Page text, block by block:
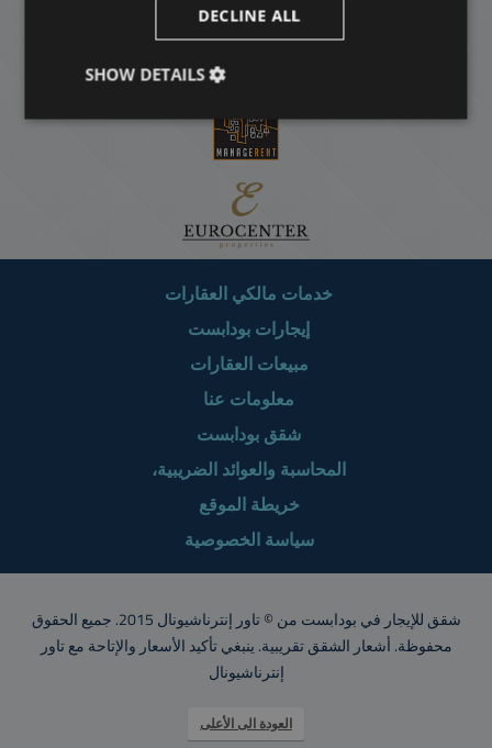
خدمات مالكي العقارات
إيجارات بودابست
مبيعات العقارات
معلومات عنا
شقق بودابست
المحاسبة والعوائد الضريبية،
خريطة الموقع
سياسة الخصوصية
شقق للإيجار في بودابست من © تاور إنترناشيونال 2015. جميع الحقوق
محفوظة. أشعار الشقق تقريبية. ينبغي تأكيد الأسعار والإتاحة مع تاور
إنترناشيونال
العودة الى الأعلى
DECLINE ALL
SHOW DETAILS